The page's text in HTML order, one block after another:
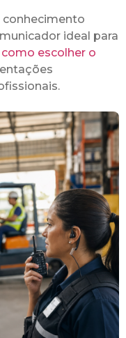
conhecimento
ideal para
como escolher o